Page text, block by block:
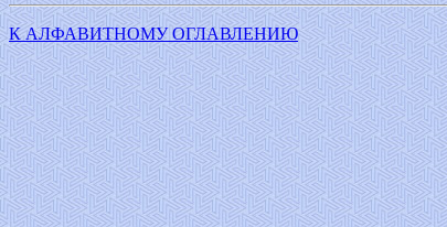
К АЛФАВИТНОМУ ОГЛАВЛЕНИЮ